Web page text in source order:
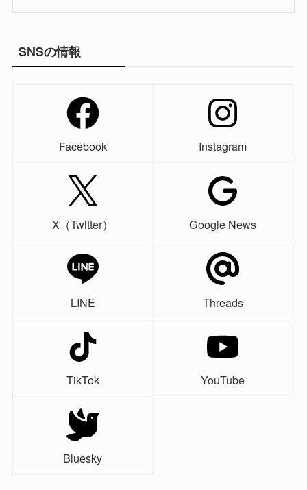
SNSの情報
Facebook Instagram
X（Twitter） Google News
LINE Threads
TikTok YouTube
Bluesky